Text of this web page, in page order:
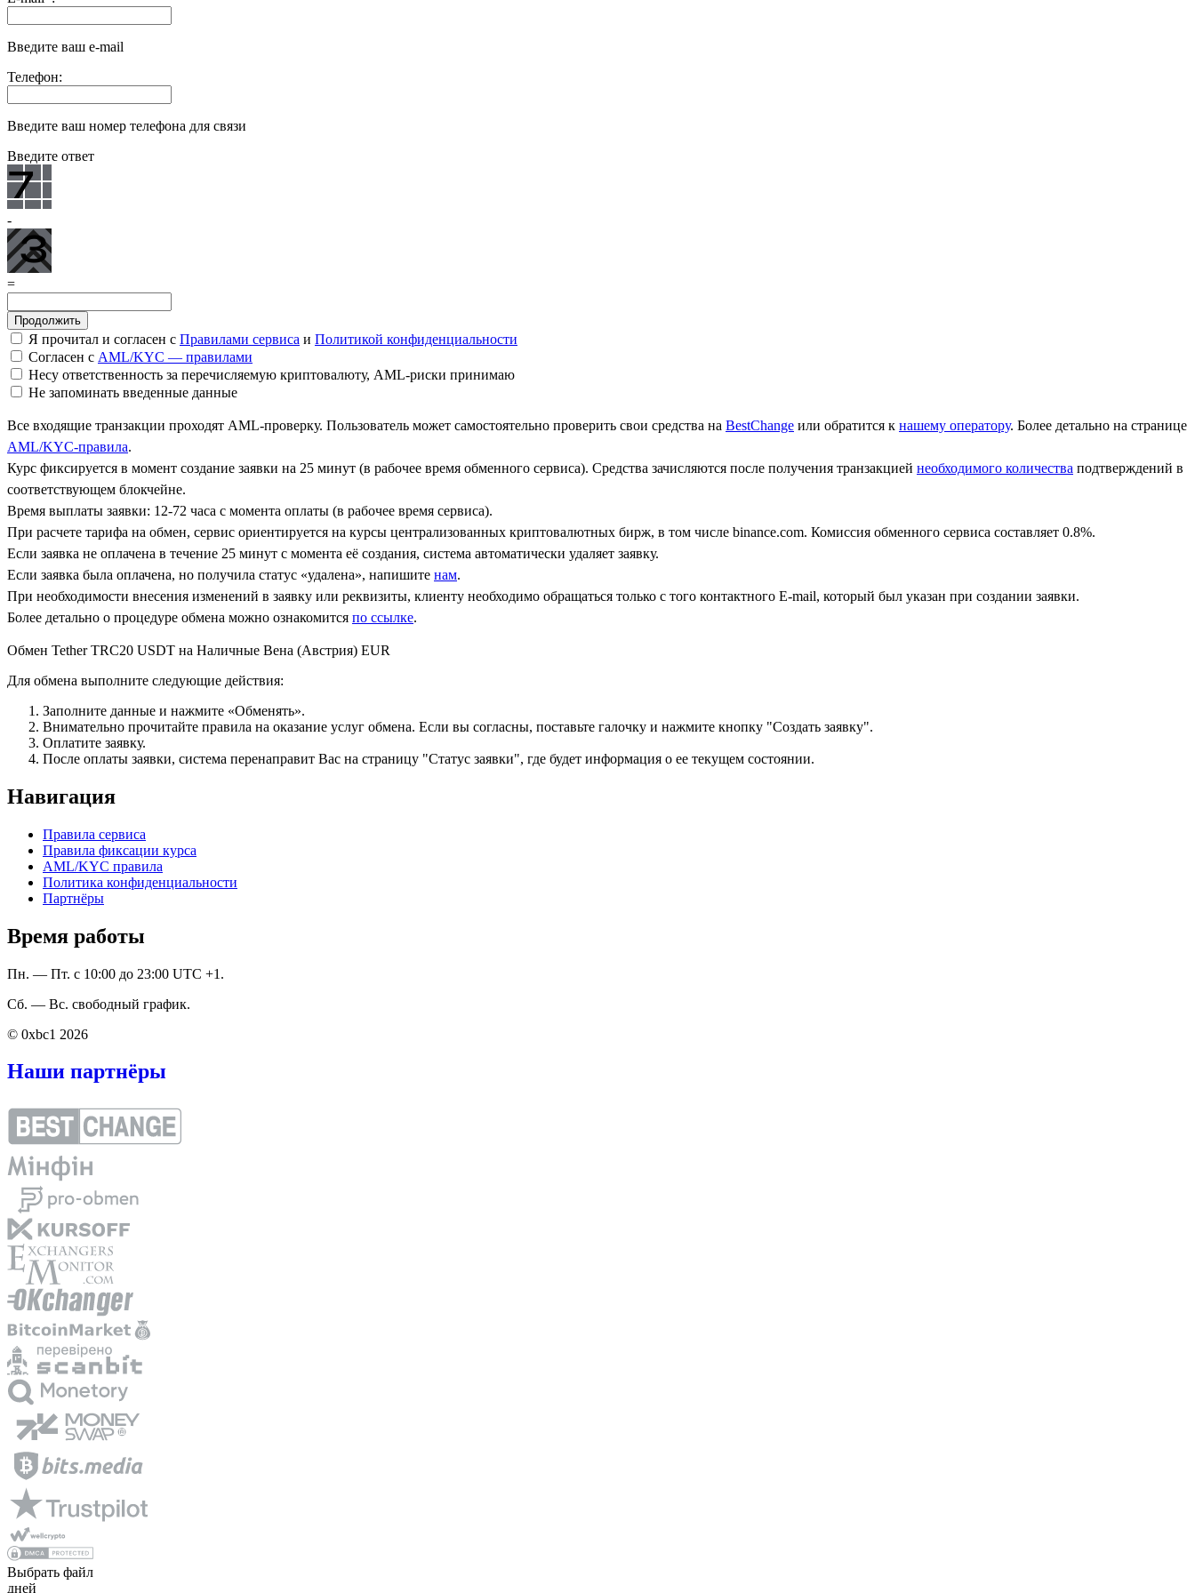
Введите ваш e-mail
Телефон:
Введите ваш номер телефона для связи
Введите ответ
-
=
Я прочитал и согласен с Правилами сервиса и Политикой конфиденциальности
Согласен с AML/KYC — правилами
Несу ответственность за перечисляемую криптовалюту, AML-риски принимаю
Не запоминать введенные данные
Все входящие транзакции проходят AML-проверку. Пользователь может самостоятельно проверить свои средства на BestChange или обратится к нашему оператору. Более детально на странице
AML/KYC-правила.
Курс фиксируется в момент создание заявки на 25 минут (в рабочее время обменного сервиса). Средства зачисляются после получения транзакцией необходимого количества подтверждений в
соответствующем блокчейне.
Время выплаты заявки: 12-72 часа с момента оплаты (в рабочее время сервиса).
При расчете тарифа на обмен, сервис ориентируется на курсы централизованных криптовалютных бирж, в том числе binance.com. Комиссия обменного сервиса составляет 0.8%.
Если заявка не оплачена в течение 25 минут с момента её создания, система автоматически удаляет заявку.
Если заявка была оплачена, но получила статус «удалена», напишите нам.
При необходимости внесения изменений в заявку или реквизиты, клиенту необходимо обращаться только с того контактного Е-mail, который был указан при создании заявки.
Более детально о процедуре обмена можно ознакомится по ссылке.
Обмен Tether TRC20 USDT на Наличные Вена (Австрия) EUR
Для обмена выполните следующие действия:
Заполните данные и нажмите «Обменять».
Внимательно прочитайте правила на оказание услуг обмена. Если вы согласны, поставьте галочку и нажмите кнопку "Создать заявку".
Оплатите заявку.
После оплаты заявки, система перенаправит Вас на страницу "Статус заявки", где будет информация о ее текущем состоянии.
Навигация
Правила сервиса
Правила фиксации курса
AML/KYC правила
Политика конфиденциальности
Партнёры
Время работы
Пн. — Пт. с 10:00 до 23:00 UTC +1.
Сб. — Вс. свободный график.
© 0xbc1 2026
Наши партнёры
Выбрать файл
дней